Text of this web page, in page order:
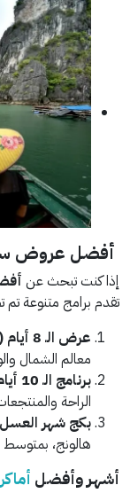
أفضل عروض
إذا كنت تبحث عن
تقدم برامج متنوعة
عرض الـ 8 أيام (الاقتصادي):
معالم الشمال
برنامج الـ 10 أيام (العائلي):
الراحة
بكج شهر العسل (9
هالونج، بمتوسط 1333 دولار.
أشهر وأفضل